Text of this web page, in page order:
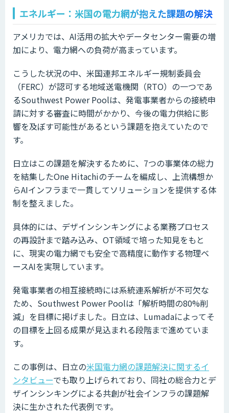
エネルギー：米国の電力網が抱えた課題の解決
アメリカでは、AI活用の拡大やデータセンター需要の増
加により、電力網への負荷が高まっています。
こうした状況の中、米国連邦エネルギー規制委員会
（FERC）が認可する地域送電機関（RTO）の一つであ
るSouthwest Power Poolは、発電事業者からの接続申
請に対する審査に時間がかかり、今後の電力供給に影
響を及ぼす可能性があるという課題を抱えていたので
す。
日立はこの課題を解決するために、7つの事業体の総力
を結集したOne Hitachiのチームを編成し、上流構想か
らAIインフラまで一貫してソリューションを提供する体
制を整えました。
具体的には、デザインシンキングによる業務プロセス
の再設計まで踏み込み、OT領域で培った知見をもと
に、現実の電力網でも安全で高精度に動作する物理ベ
ースAIを実現しています。
発電事業者の相互接続時には系統連系解析が不可欠な
ため、Southwest Power Poolは「解析時間の80%削
減」を目標に掲げました。日立は、Lumadaによってそ
の目標を上回る成果が見込まれる段階まで進めていま
す。
この事例は、日立の米国電力網の課題解決に関するイ
ンタビューでも取り上げられており、同社の総合力とデ
ザインシンキングによる共創が社会インフラの課題解
決に生かされた代表例です。